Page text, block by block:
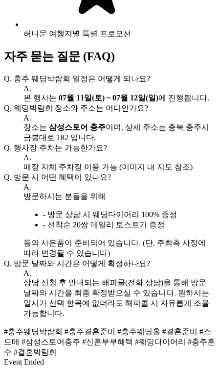
허니문 여행지별 특별 프로모션
자주 묻는 질문 (FAQ)
Q. 충주 웨딩박람회 일정은 어떻게 되나요?
A.
본 행사는 07월 11일(토) ~ 07월 12일(일)에 진행됩니다.
Q. 웨딩박람회 장소와 주소는 어디인가요?
A.
장소는 삼성스토어 충주이며, 상세 주소는 충북 충주시
금봉대로 182 입니다.
Q. 행사장 주차는 가능한가요?
A.
매장 자체 주차장 이용 가능 (이미지 내 지도 참조)
Q. 방문 시 어떤 혜택이 있나요?
A.
방문하시는 분들을 위해
- 방문 상담 시 웨딩다이어리 100% 증정
- 선착순 20쌍 데일리 토스트기 증정
등의 사은품이 준비되어 있습니다. (단, 주최측 사정에
따라 변경될 수 있습니다)
Q. 방문 날짜와 시간은 어떻게 확정하나요?
A.
상담 신청 후 안내되는 해피콜(전화 상담)을 통해 방문
날짜와 시간을 최종 확정받으실 수 있습니다. 원하시는
일시가 선택 항목에 없더라도 해피콜 시 자유롭게 조율
가능합니다.
#충주웨딩박람회 #충주결혼준비 #충주웨딩홀 #결혼준비 #스
드메 #삼성스토어충주 #신혼부부혜택 #웨딩다이어리 #충주혼
수 #결혼박람회
Event Ended